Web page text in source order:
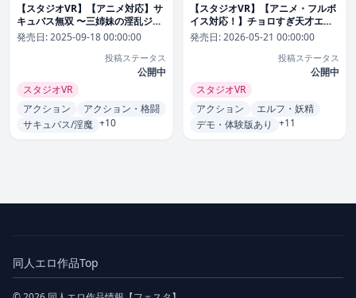
【スタジオVR】【アニメ対応】サ
キュバス無双 〜三姉妹の淫乱ジュ
ポワール〜Ver1.1.0
ファンタジ
ー
発売日:2025-09-18 00:00:00
投稿ステータス
公開中
スタジオVR
アクション
アクション・格闘
サキュバス/淫魔 +10
【スタジオVR】【アニメ・フルボ
イス対応！】チョロすぎ天才エル
フのHな受難
動画・アニメーシ
ョン
発売日:2026-05-21 00:00:00
投稿ステータス
公開中
スタジオVR
アクション
エルフ・妖精
デモ・体験版あり
+11
同人エロ作品Top